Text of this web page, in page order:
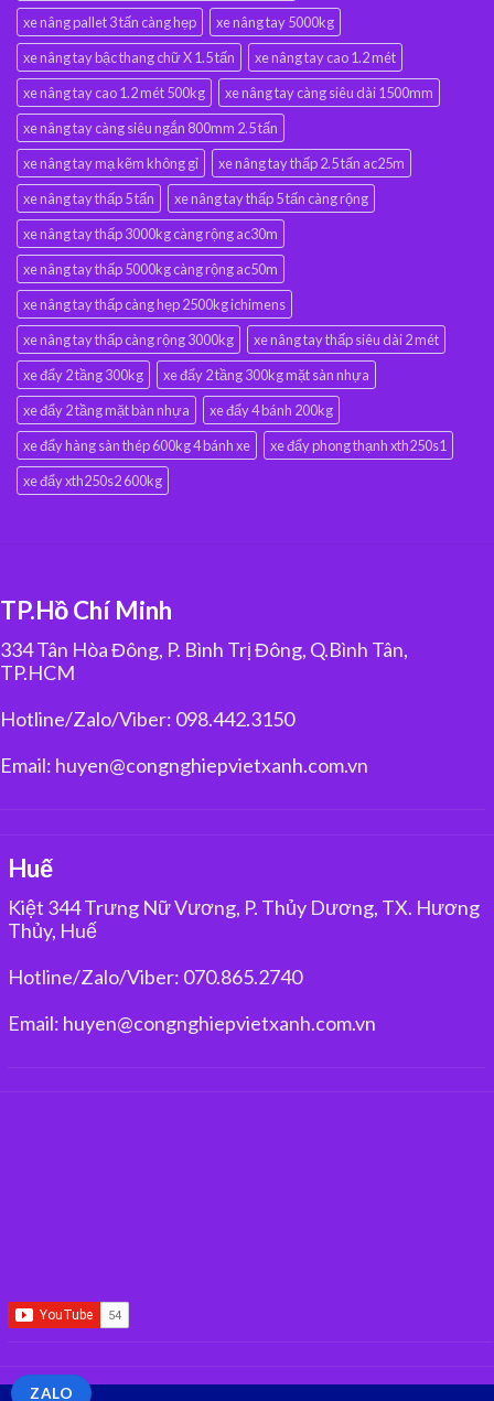
xe nâng pallet 3 tấn càng hẹp
xe nâng tay 5000kg
xe nâng tay bậc thang chữ X 1.5 tấn
xe nâng tay cao 1.2 mét
xe nâng tay cao 1.2 mét 500kg
xe nâng tay càng siêu dài 1500mm
xe nâng tay càng siêu ngắn 800mm 2.5 tấn
xe nâng tay mạ kẽm không gỉ
xe nâng tay thấp 2.5 tấn ac25m
xe nâng tay thấp 5 tấn
xe nâng tay thấp 5 tấn càng rộng
xe nâng tay thấp 3000kg càng rộng ac30m
xe nâng tay thấp 5000kg càng rộng ac50m
xe nâng tay thấp càng hẹp 2500kg ichimens
xe nâng tay thấp càng rộng 3000kg
xe nâng tay thấp siêu dài 2 mét
xe đẩy 2 tầng 300kg
xe đẩy 2 tầng 300kg mặt sàn nhựa
xe đẩy 2 tầng mặt bàn nhựa
xe đẩy 4 bánh 200kg
xe đẩy hàng sàn thép 600kg 4 bánh xe
xe đẩy phong thạnh xth250s1
xe đẩy xth250s2 600kg
TP.Hồ Chí Minh
334 Tân Hòa Đông, P. Bình Trị Đông, Q.Bình Tân,
TP.HCM
Hotline/Zalo/Viber: 098.442.3150
Email: huyen@congnghiepvietxanh.com.vn
Huế
Kiệt 344 Trưng Nữ Vương, P. Thủy Dương, TX. Hương
Thủy, Huế
Hotline/Zalo/Viber: 070.865.2740
Email: huyen@congnghiepvietxanh.com.vn
ZALO